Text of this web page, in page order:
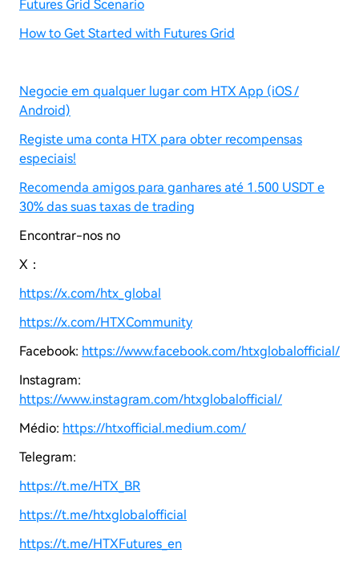
Futures Grid Scenario
How to Get Started with Futures Grid
Negocie em qualquer lugar com HTX App (iOS /
Android)
Registe uma conta HTX para obter recompensas
especiais!
Recomenda amigos para ganhares até 1.500 USDT e
30% das suas taxas de trading
Encontrar-nos no
X：
https://x.com/htx_global
https://x.com/HTXCommunity
Facebook: https://www.facebook.com/htxglobalofficial/
Instagram:
https://www.instagram.com/htxglobalofficial/
Médio: https://htxofficial.medium.com/
Telegram:
https://t.me/HTX_BR
https://t.me/htxglobalofficial
https://t.me/HTXFutures_en